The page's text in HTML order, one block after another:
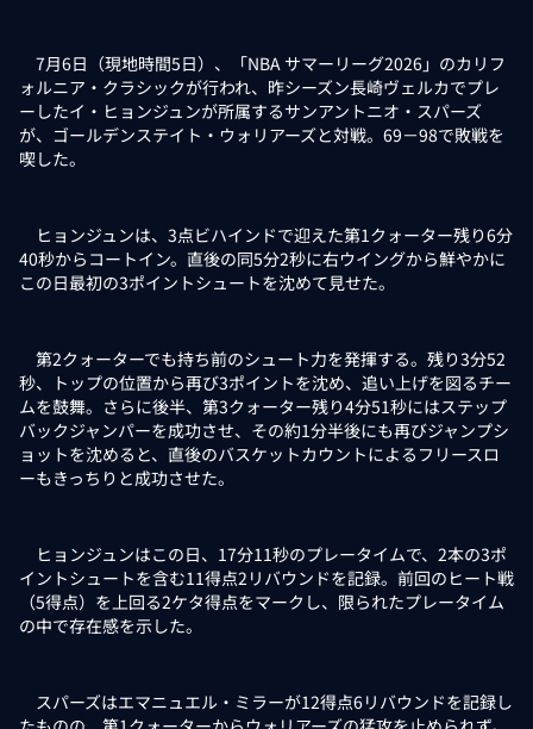
7月6日（現地時間5日）、「NBA サマーリーグ2026」のカリフ
ォルニア・クラシックが行われ、昨シーズン長崎ヴェルカでプレ
ーしたイ・ヒョンジュンが所属するサンアントニオ・スパーズ
が、ゴールデンステイト・ウォリアーズと対戦。69－98で敗戦を
喫した。
ヒョンジュンは、3点ビハインドで迎えた第1クォーター残り6分
40秒からコートイン。直後の同5分2秒に右ウイングから鮮やかに
この日最初の3ポイントシュートを沈めて見せた。
第2クォーターでも持ち前のシュート力を発揮する。残り3分52
秒、トップの位置から再び3ポイントを沈め、追い上げを図るチー
ムを鼓舞。さらに後半、第3クォーター残り4分51秒にはステップ
バックジャンパーを成功させ、その約1分半後にも再びジャンプシ
ョットを沈めると、直後のバスケットカウントによるフリースロ
ーもきっちりと成功させた。
ヒョンジュンはこの日、17分11秒のプレータイムで、2本の3ポ
イントシュートを含む11得点2リバウンドを記録。前回のヒート戦
（5得点）を上回る2ケタ得点をマークし、限られたプレータイム
の中で存在感を示した。
スパーズはエマニュエル・ミラーが12得点6リバウンドを記録し